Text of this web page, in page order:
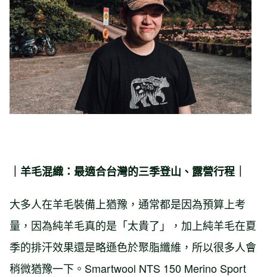
｜羊毛混織：最適合台灣的三季登山、露營行程｜
大多人在羊毛裝備上猶豫，通常都是因為預算上考
量，因為純羊毛真的是「太貴了」，加上純羊毛在夏
季的排汗效果還是略遜色於聚脂纖維，所以很多人會
稍微猶豫一下。Smartwool NTS 150 Merino Sport